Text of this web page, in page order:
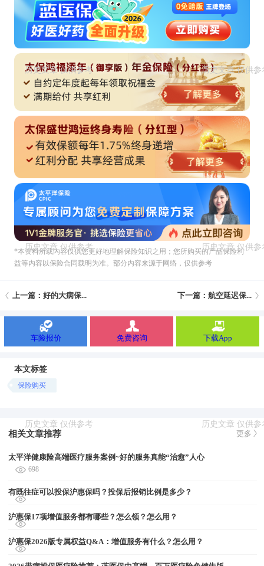
*本资料所载內容仅供您更好地理解保险知识之用；您所购买的产品保险利
益等内容以保险合同载明为准。部分内容来源于网络，仅供参考
上一篇：好的大病保... 下一篇：航空延迟保...
车险报价 免费咨询 下载App
本文标签
保险购买
相关文章推荐 更多
太平洋健康险高端医疗服务案例~好的服务真能“治愈”人心
698
有既往症可以投保沪惠保吗？投保后报销比例是多少？
沪惠保17项增值服务都有哪些？怎么领？怎么用？
沪惠保2026版专属权益Q&A：增值服务有什么？怎么用？